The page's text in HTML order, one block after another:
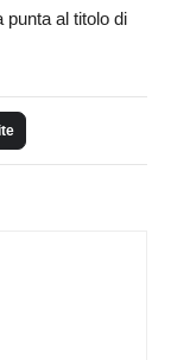
punta al titolo di